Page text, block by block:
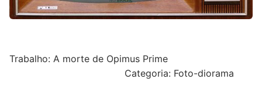
Trabalho: A morte de Opimus Prime
Categoria: Foto-diorama